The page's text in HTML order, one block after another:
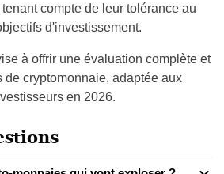
compte de leur tolérance au
d'investissement.
à offrir une évaluation complète et
cryptomonnaie, adaptée aux
en 2026.